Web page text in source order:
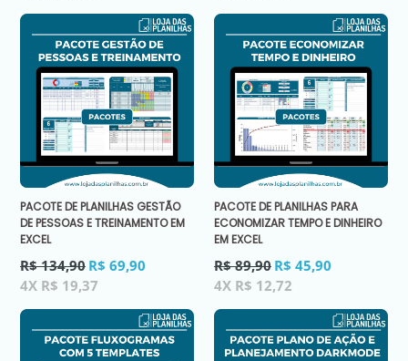
PACOTE DE PLANILHAS GESTÃO
DE PESSOAS E TREINAMENTO EM
EXCEL
Preço
normal
R$ 134,90 R$ 69,90
4X R$ 19,37
PACOTE DE PLANILHAS PARA
ECONOMIZAR TEMPO E DINHEIRO
EM EXCEL
Preço
normal
R$ 89,90 R$ 45,90
4X R$ 12,72